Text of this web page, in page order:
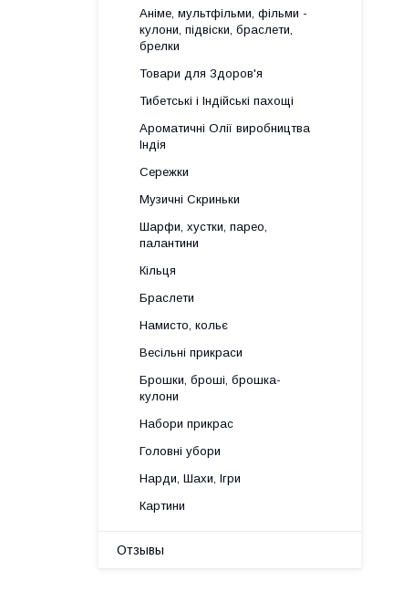
Аніме, мультфільми, фільми -
кулони, підвіски, браслети,
брелки
Товари для Здоров'я
Тибетські і Індійські пахощі
Ароматичні Олії виробництва
Індія
Сережки
Музичні Скриньки
Шарфи, хустки, парео,
палантини
Кільця
Браслети
Намисто, кольє
Весільні прикраси
Брошки, броші, брошка-
кулони
Набори прикрас
Головні убори
Нарди, Шахи, Ігри
Картини
Отзывы